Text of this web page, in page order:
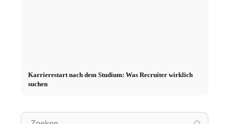
Karrierestart nach dem Studium: Was Recruiter wirklich
suchen